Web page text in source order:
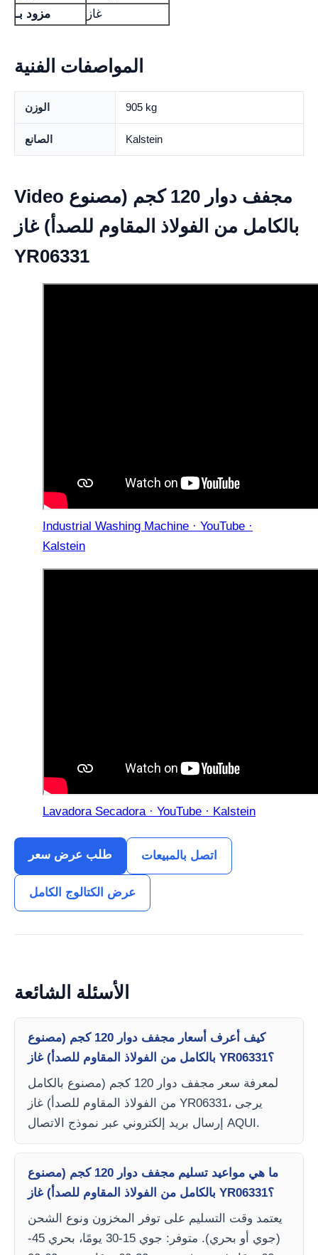
مزود بـ
غاز
المواصفات الفنية
الوزن 905 kg
الصانع Kalstein
Video مجفف دوار 120 كجم (مصنوع
بالكامل من الفولاذ المقاوم للصدأ) غاز
YR06331
Industrial Washing Machine · YouTube ·
Kalstein
Lavadora Secadora · YouTube · Kalstein
طلب عرض سعر اتصل بالمبيعات
عرض الكتالوج الكامل
الأسئلة الشائعة
كيف أعرف أسعار مجفف دوار 120 كجم (مصنوع
بالكامل من الفولاذ المقاوم للصدأ) غاز YR06331؟
لمعرفة سعر مجفف دوار 120 كجم (مصنوع بالكامل
من الفولاذ المقاوم للصدأ) غاز YR06331، يرجى
إرسال بريد إلكتروني عبر نموذج الاتصال AQUI.
ما هي مواعيد تسليم مجفف دوار 120 كجم (مصنوع
بالكامل من الفولاذ المقاوم للصدأ) غاز YR06331؟
يعتمد وقت التسليم على توفر المخزون ونوع الشحن
(جوي أو بحري). متوفر: جوي 15-30 يومًا، بحري 45-